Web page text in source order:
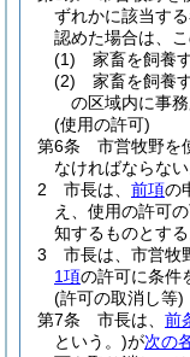
ずれかに該当す
認めた場合は、こ
(1)
家畜を飼養
(2)
家畜を飼養
の区域内に事
(使用の許可)
第6条
市営牧野を
なければならない
2
市長は、 前項の
え、使用の許可
知するものとする
3
市長は、市営牧
1項の許可に条件
(許可の取消し等)
第7条
市長は、 前
という。)が次の